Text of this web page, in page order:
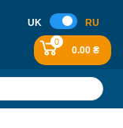
UK RU
0
0.00 ₴